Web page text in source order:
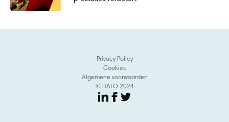
Privacy Policy
Cookies
Algemene voorwaarden
© HATO 2024